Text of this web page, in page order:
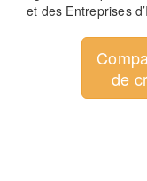
et des Entreprises
de